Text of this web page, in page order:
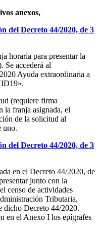
anexos,
del Decreto 44/2020, de 3
horaria para presentar la
Se accederá al
Ayuda extraordinaria a
(requiere firma
la franja asignada, el
de la solicitud al
uno.
del Decreto 44/2020, de 3
en el Decreto 44/2020, de
junto con la
censo de actividades
Tributaria,
dicho Decreto 44/2020.
en el Anexo I los epígrafes